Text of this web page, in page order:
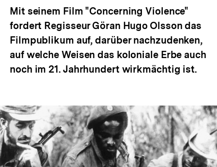
Mit seinem Film "Concerning Violence"
fordert Regisseur Göran Hugo Olsson das
Filmpublikum auf, darüber nachzudenken,
auf welche Weisen das koloniale Erbe auch
noch im 21. Jahrhundert wirkmächtig ist.